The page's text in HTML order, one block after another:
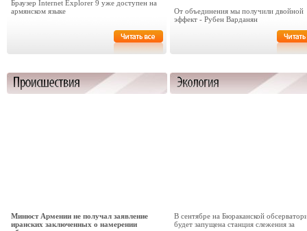
Браузер Internet Explorer 9 уже доступен на
армянском языке
От объединения мы получили двойной
эффект - Рубен Варданян
Минюст Армении не получал заявление
иранских заключенных о намерении
В сентябре на Бюраканской
будет запущена станция слежения за